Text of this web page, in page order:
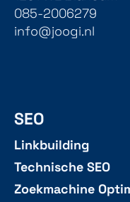
085-2006279
info@joogi.nl
SEO
Linkbuilding
Technische SEO
Zoekmachine